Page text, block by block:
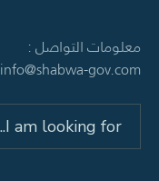
معلومات التواصل :
info@shabwa-gov.com